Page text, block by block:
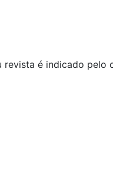
revista é indicado pelo